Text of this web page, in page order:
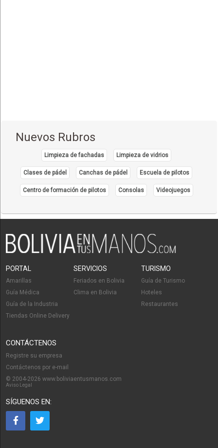
Nuevos Rubros
Limpieza de fachadas Limpieza de vidrios
Clases de pádel Canchas de pádel Escuela de pilotos
Centro de formación de pilotos Consolas Videojuegos
PORTAL
Amarillas
Guía Médica
Guía de la Industria
Tiendas Online Delivery
SERVICIOS
Feriados en Bolivia
Clima en Bolivia
TURISMO
Guía de Turismo
Hoteles
Restaurantes
CONTÁCTENOS
Registre su empresa
Contáctenos por e-mail
© 2004-2026 www.boliviaentusmanos.com
Aviso Legal
SÍGUENOS EN: